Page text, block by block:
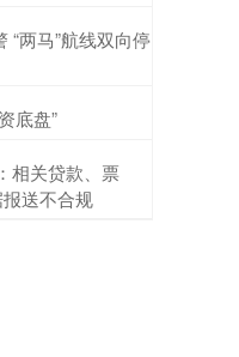
两马”航线双向停
底盘”
相关贷款、票
送不合规